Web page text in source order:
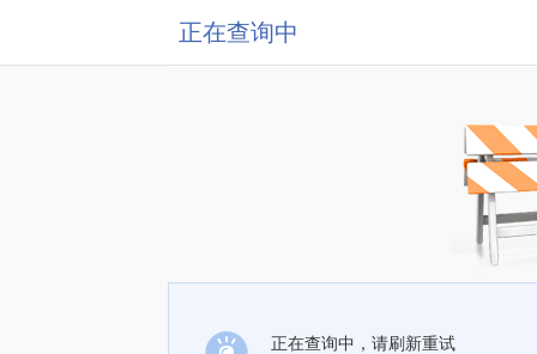
正在查询中
正在查询中，请刷新重试